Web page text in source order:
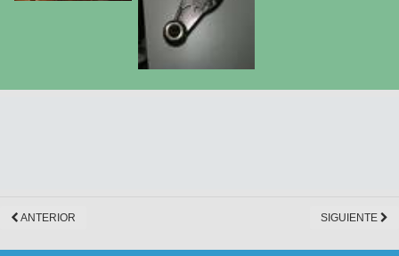
ANTERIOR SIGUIENTE